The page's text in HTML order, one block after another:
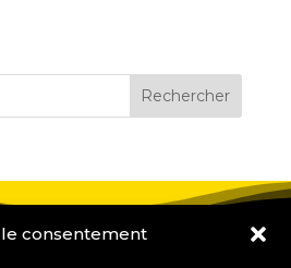
consentement